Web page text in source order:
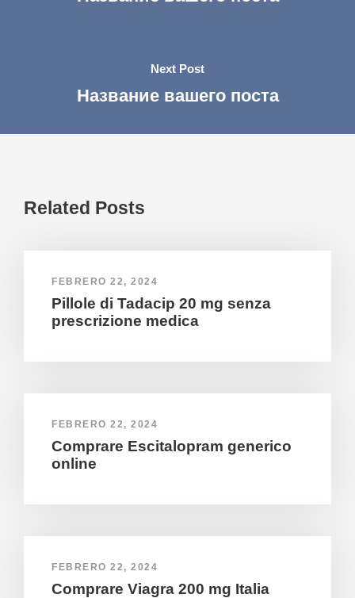
Next Post
Название вашего поста
Related Posts
FEBRERO 22, 2024
Pillole di Tadacip 20 mg senza
prescrizione medica
FEBRERO 22, 2024
Comprare Escitalopram generico
online
FEBRERO 22, 2024
Comprare Viagra 200 mg Italia